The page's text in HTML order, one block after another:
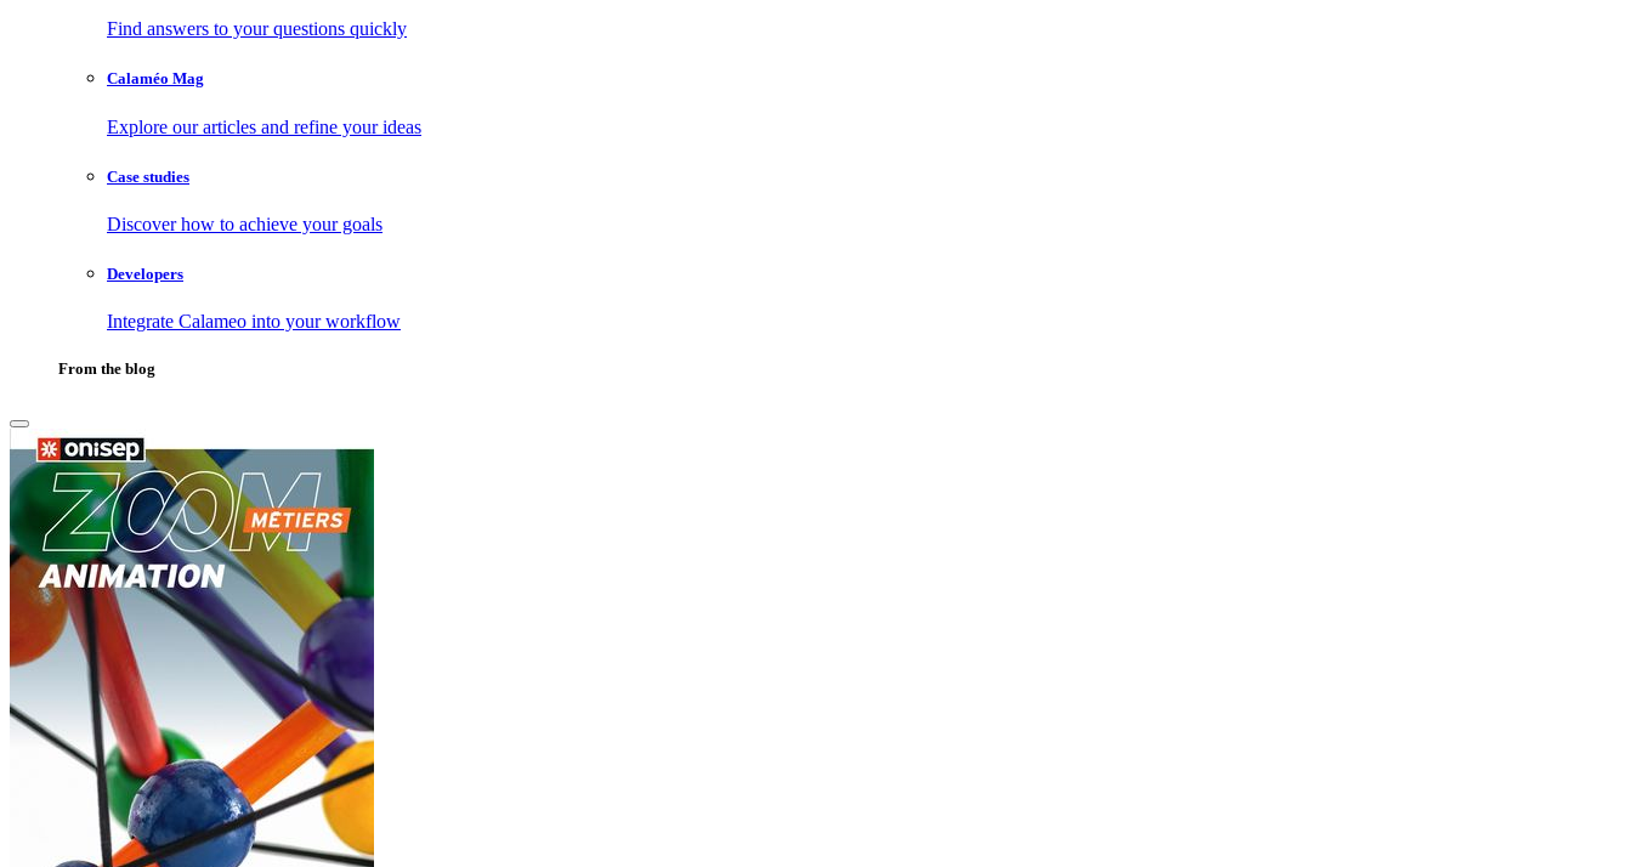
Find answers to your questions quickly
Calaméo Mag
Explore our articles and refine your ideas
Case studies
Discover how to achieve your goals
Developers
Integrate Calameo into your workflow
From the blog